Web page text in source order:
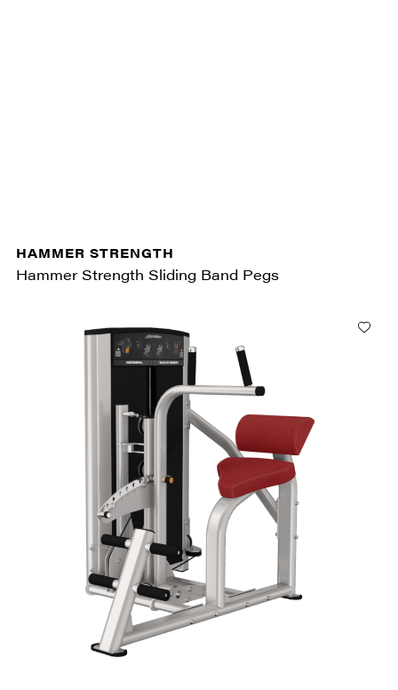
HAMMER STRENGTH
Hammer Strength Sliding Band Pegs